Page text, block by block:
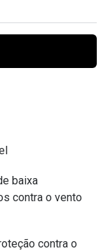
baixa
contra o vento
contra o